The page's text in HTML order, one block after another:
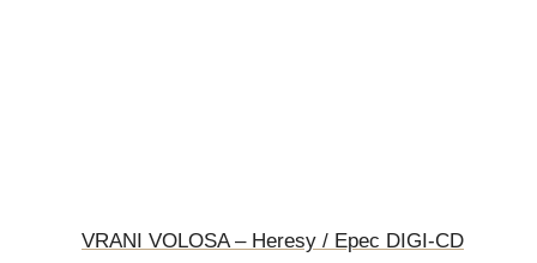
VRANI VOLOSA – Heresy / Epec DIGI-CD